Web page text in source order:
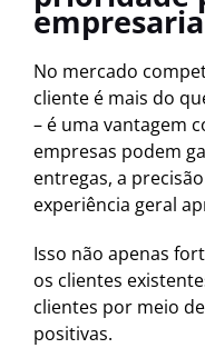
No mercado
cliente é mais do
– é uma vantagem
empresas podem
entregas, a
experiência geral
Isso não apenas
os clientes
clientes por meio
positivas.